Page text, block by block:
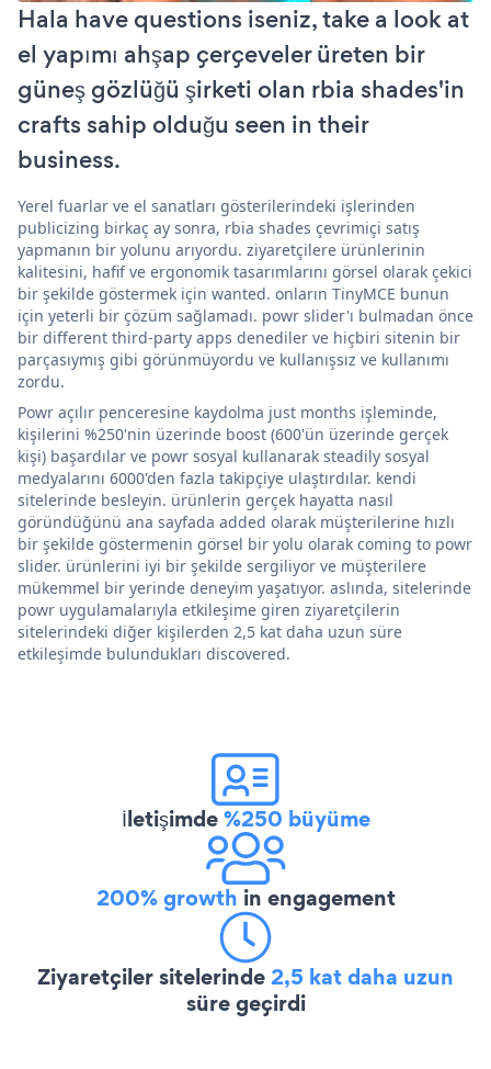
Hala have questions iseniz, take a look at
el yapımı ahşap çerçeveler üreten bir
güneş gözlüğü şirketi olan rbia shades'in
crafts sahip olduğu seen in their
business.
Yerel fuarlar ve el sanatları gösterilerindeki işlerinden
publicizing birkaç ay sonra, rbia shades çevrimiçi satış
yapmanın bir yolunu arıyordu. ziyaretçilere ürünlerinin
kalitesini, hafif ve ergonomik tasarımlarını görsel olarak çekici
bir şekilde göstermek için wanted. onların TinyMCE bunun
için yeterli bir çözüm sağlamadı. powr slider'ı bulmadan önce
bir different third-party apps denediler ve hiçbiri sitenin bir
parçasıymış gibi görünmüyordu ve kullanışsız ve kullanımı
zordu.
Powr açılır penceresine kaydolma just months işleminde,
kişilerini %250'nin üzerinde boost (600'ün üzerinde gerçek
kişi) başardılar ve powr sosyal kullanarak steadily sosyal
medyalarını 6000'den fazla takipçiye ulaştırdılar. kendi
sitelerinde besleyin. ürünlerin gerçek hayatta nasıl
göründüğünü ana sayfada added olarak müşterilerine hızlı
bir şekilde göstermenin görsel bir yolu olarak coming to powr
slider. ürünlerini iyi bir şekilde sergiliyor ve müşterilere
mükemmel bir yerinde deneyim yaşatıyor. aslında, sitelerinde
powr uygulamalarıyla etkileşime giren ziyaretçilerin
sitelerindeki diğer kişilerden 2,5 kat daha uzun süre
etkileşimde bulundukları discovered.
İletişimde%250 büyüme
200% growth in engagement
Ziyaretçiler sitelerinde2,5 kat daha uzun
süre geçirdi